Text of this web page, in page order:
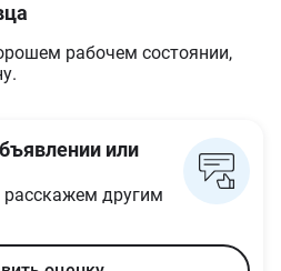
рабочем состоянии,
или
другим